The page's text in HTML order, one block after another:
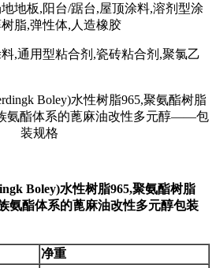
地板,阳台/踞台,屋顶涂料,溶剂型涂
脂,弹性体,人造橡胶
,通用型粘合剂,瓷砖粘合剂,聚氯乙
合剂
Boley)水性树脂965,聚氨酯树脂
氨酯体系的蓖麻油改性多元醇包装
净重